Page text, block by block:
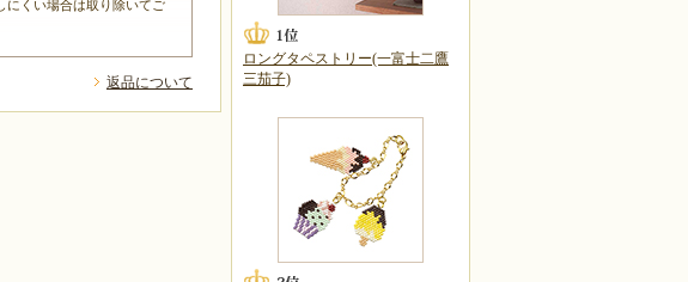
にくい場合は取り除いてご
返品について
ロングタペストリー(一富士二鷹
三茄子)